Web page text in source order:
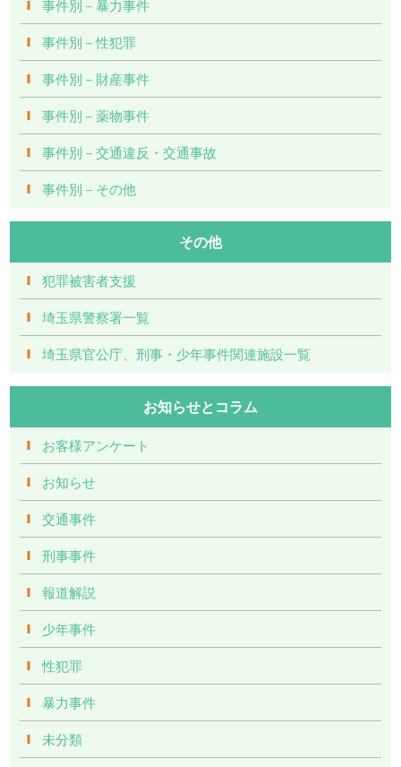
事件別－暴力事件
事件別－性犯罪
事件別－財産事件
事件別－薬物事件
事件別－交通違反・交通事故
事件別－その他
その他
犯罪被害者支援
埼玉県警察署一覧
埼玉県官公庁、刑事・少年事件関連施設一覧
お知らせとコラム
お客様アンケート
お知らせ
交通事件
刑事事件
報道解説
少年事件
性犯罪
暴力事件
未分類